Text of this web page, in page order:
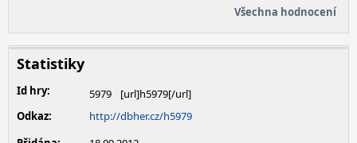
Všechna hodnocení
Statistiky
Id hry:
5979
Odkaz:
http://dbher.cz/h5979